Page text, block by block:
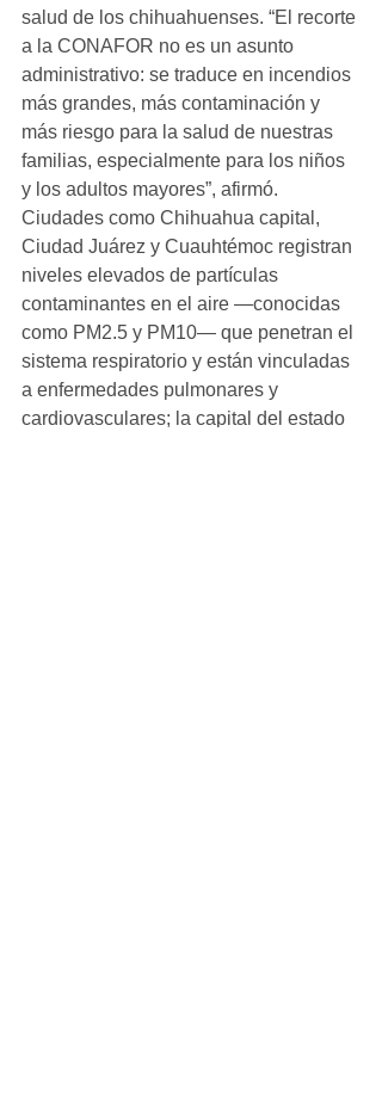
salud de los chihuahuenses. “El recorte
a la CONAFOR no es un asunto
administrativo: se traduce en incendios
más grandes, más contaminación y
más riesgo para la salud de nuestras
familias, especialmente para los niños
y los adultos mayores”, afirmó.
Ciudades como Chihuahua capital,
Ciudad Juárez y Cuauhtémoc registran
niveles elevados de partículas
contaminantes en el aire —conocidas
como PM2.5 y PM10— que penetran el
sistema respiratorio y están vinculadas
a enfermedades pulmonares y
cardiovasculares; la capital del estado